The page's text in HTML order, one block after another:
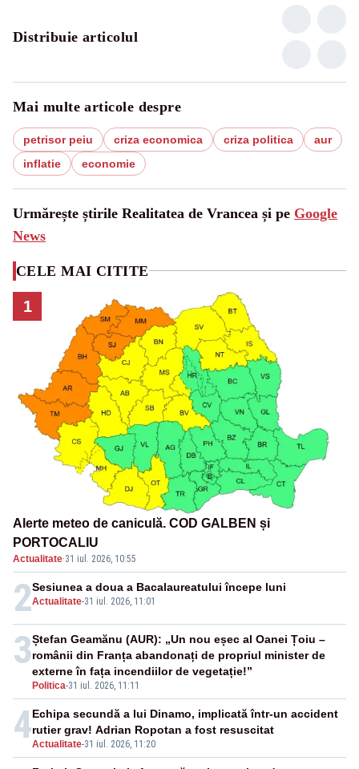
Distribuie articolul
Mai multe articole despre
petrisor peiu criza economica criza politica
aur
inflatie
economie
Urmărește știrile Realitatea de Vrancea și pe Google
News
CELE MAI CITITE
1
Alerte meteo de caniculă. COD GALBEN și
PORTOCALIU
Actualitate·31 iul. 2026, 10:55
2Actualitate-31 iul. 2026, 11:01
Sesiunea a doua a Bacalaureatului începe luni
3
Politica-31 iul. 2026, 11:11
Ștefan Geamănu (AUR): „Un nou eșec al Oanei Țoiu –
românii din Franța abandonați de propriul minister de
externe în fața incendiilor de vegetație!”
4Actualitate-31 iul. 2026, 11:20
Echipa secundă a lui Dinamo, implicată într-un accident
rutier grav! Adrian Ropotan a fost resuscitat